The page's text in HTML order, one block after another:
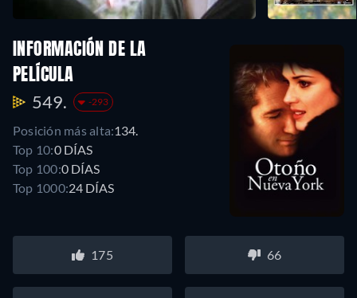
INFORMACIÓN DE LA
PELÍCULA
549. -293
Posición más alta:134.
Top 10:0 DÍAS
Top 100:0 DÍAS
Top 1000:24 DÍAS
175 66